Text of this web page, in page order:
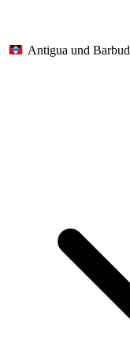
Antigua und